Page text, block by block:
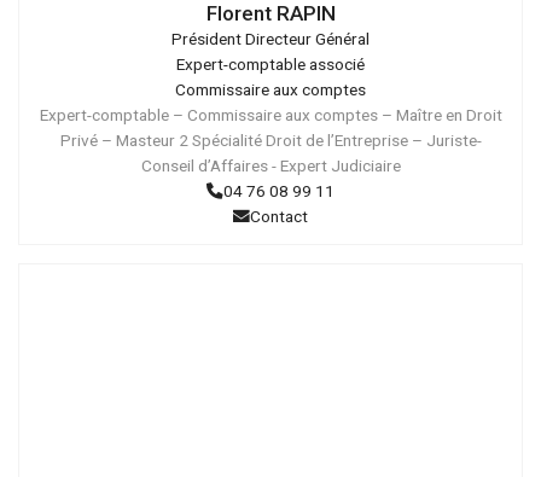
Florent RAPIN
Président Directeur Général
Expert-comptable associé
Commissaire aux comptes
Expert-comptable – Commissaire aux comptes – Maître en Droit
Privé – Masteur 2 Spécialité Droit de l’Entreprise – Juriste-
Conseil d’Affaires - Expert Judiciaire
04 76 08 99 11
Contact